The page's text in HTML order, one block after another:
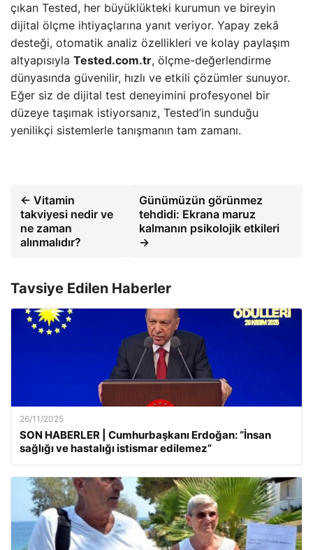
çıkan Tested, her büyüklükteki kurumun ve bireyin
dijital ölçme ihtiyaçlarına yanıt veriyor. Yapay zekâ
desteği, otomatik analiz özellikleri ve kolay paylaşım
altyapısıyla Tested.com.tr, ölçme-değerlendirme
dünyasında güvenilir, hızlı ve etkili çözümler sunuyor.
Eğer siz de dijital test deneyimini profesyonel bir
düzeye taşımak istiyorsanız, Tested’in sunduğu
yenilikçi sistemlerle tanışmanın tam zamanı.
← Vitamin
takviyesi nedir ve
ne zaman
alınmalıdır?
Günümüzün görünmez
tehdidi: Ekrana maruz
kalmanın psikolojik etkileri
→
Tavsiye Edilen Haberler
26/11/2025
SON HABERLER | Cumhurbaşkanı Erdoğan: “İnsan
sağlığı ve hastalığı istismar edilemez”